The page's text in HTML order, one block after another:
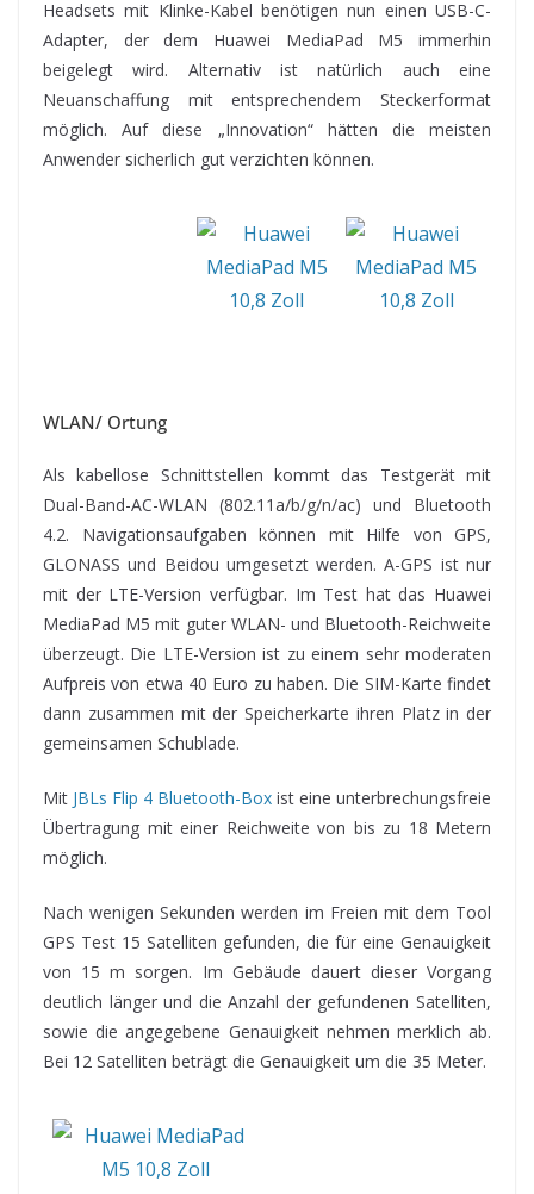
Headsets mit Klinke-Kabel benötigen nun einen USB-C-
Adapter, der dem Huawei MediaPad M5 immerhin
beigelegt wird. Alternativ ist natürlich auch eine
Neuanschaffung mit entsprechendem Steckerformat
möglich. Auf diese „Innovation“ hätten die meisten
Anwender sicherlich gut verzichten können.
WLAN/ Ortung
Als kabellose Schnittstellen kommt das Testgerät mit
Dual-Band-AC-WLAN (802.11a/​b/​g/​n/​ac) und Bluetooth
4.2. Navigationsaufgaben können mit Hilfe von GPS,
GLONASS und Beidou umgesetzt werden. A-GPS ist nur
mit der LTE-Version verfügbar. Im Test hat das Huawei
MediaPad M5 mit guter WLAN- und Bluetooth-Reichweite
überzeugt. Die LTE-Version ist zu einem sehr moderaten
Aufpreis von etwa 40 Euro zu haben. Die SIM-Karte findet
dann zusammen mit der Speicherkarte ihren Platz in der
gemeinsamen Schublade.
Mit JBLs Flip 4 Bluetooth-Box ist eine unterbrechungsfreie
Übertragung mit einer Reichweite von bis zu 18 Metern
möglich.
Nach wenigen Sekunden werden im Freien mit dem Tool
GPS Test 15 Satelliten gefunden, die für eine Genauigkeit
von 15 m sorgen. Im Gebäude dauert dieser Vorgang
deutlich länger und die Anzahl der gefundenen Satelliten,
sowie die angegebene Genauigkeit nehmen merklich ab.
Bei 12 Satelliten beträgt die Genauigkeit um die 35 Meter.